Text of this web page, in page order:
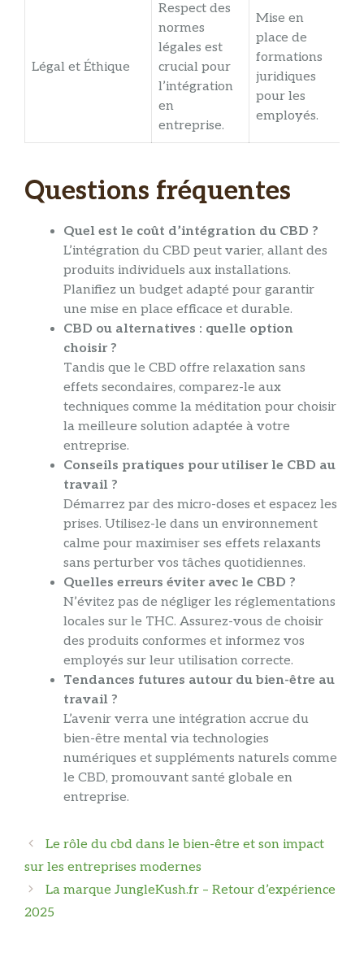
Légal et Éthique
Respect des
normes
légales est
crucial pour
l’intégration
en
entreprise.
Mise en
place de
formations
juridiques
pour les
employés.
Questions fréquentes
Quel est le coût d’intégration du CBD ?
L’intégration du CBD peut varier, allant des
produits individuels aux installations.
Planifiez un budget adapté pour garantir
une mise en place efficace et durable.
CBD ou alternatives : quelle option
choisir ?
Tandis que le CBD offre relaxation sans
effets secondaires, comparez-le aux
techniques comme la méditation pour choisir
la meilleure solution adaptée à votre
entreprise.
Conseils pratiques pour utiliser le CBD au
travail ?
Démarrez par des micro-doses et espacez les
prises. Utilisez-le dans un environnement
calme pour maximiser ses effets relaxants
sans perturber vos tâches quotidiennes.
Quelles erreurs éviter avec le CBD ?
N’évitez pas de négliger les réglementations
locales sur le THC. Assurez-vous de choisir
des produits conformes et informez vos
employés sur leur utilisation correcte.
Tendances futures autour du bien-être au
travail ?
L’avenir verra une intégration accrue du
bien-être mental via technologies
numériques et suppléments naturels comme
le CBD, promouvant santé globale en
entreprise.
Navigation
des
articles
Le rôle du cbd dans le bien-être et son impact
sur les entreprises modernes
La marque JungleKush.fr – Retour d’expérience
2025